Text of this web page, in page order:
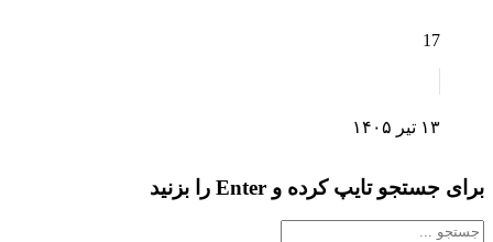
17
۱۳ تیر ۱۴۰۵
برای جستجو تایپ کرده و Enter را بزنید